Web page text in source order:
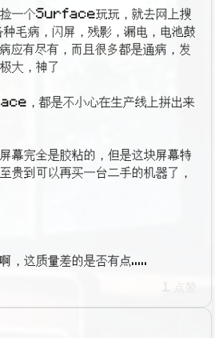
捡一个Surface玩玩，就去网上搜
毛病，闪屏，残影，漏电，电池鼓
应有尽有，而且很多都是通病，发
大，神了
，都是不小心在生产线上拼出来
完全是胶粘的，但是这块屏幕特
到可以再买一台二手的机器了，
，这质量差的是否有点.....
1 点赞